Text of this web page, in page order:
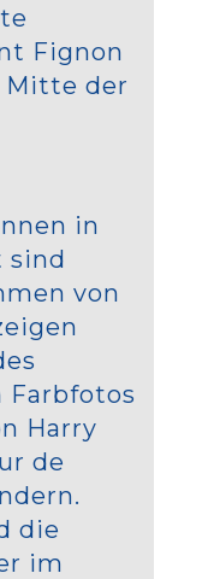
Fignon
Mitte der
in
sind
von
Farbfotos
Harry
de
die
im